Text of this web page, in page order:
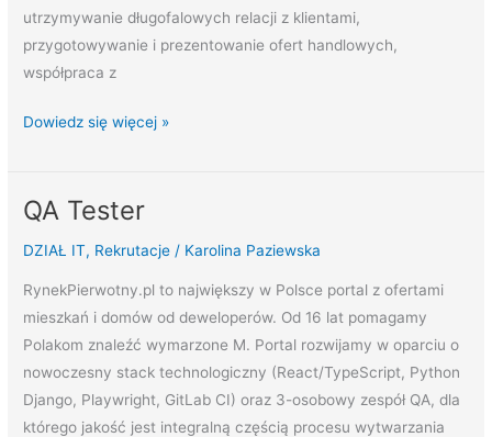
utrzymywanie długofalowych relacji z klientami,
przygotowywanie i prezentowanie ofert handlowych,
współpraca z
Dowiedz się więcej »
QA Tester
DZIAŁ IT, Rekrutacje / Karolina Paziewska
RynekPierwotny.pl to największy w Polsce portal z ofertami
mieszkań i domów od deweloperów. Od 16 lat pomagamy
Polakom znaleźć wymarzone M. Portal rozwijamy w oparciu o
nowoczesny stack technologiczny (React/TypeScript, Python
Django, Playwright, GitLab CI) oraz 3-osobowy zespół QA, dla
którego jakość jest integralną częścią procesu wytwarzania
QA